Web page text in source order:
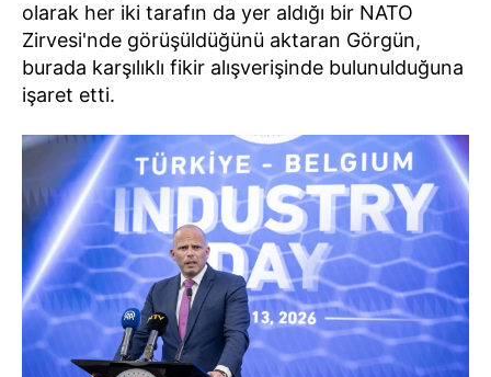
olarak her iki tarafın da yer aldığı bir NATO
Zirvesi'nde görüşüldüğünü aktaran Görgün,
burada karşılıklı fikir alışverişinde bulunulduğuna
işaret etti.